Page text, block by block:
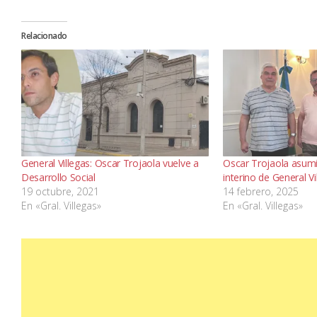
Relacionado
General Villegas: Oscar Trojaola vuelve a
Desarrollo Social
19 octubre, 2021
En «Gral. Villegas»
Oscar Trojaola
interino de General
14 febrero, 2025
En «Gral. Villegas»